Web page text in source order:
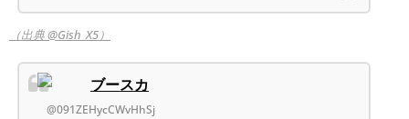
（出典 @Gish_X5）
ブースカ
@091ZEHycCWvHhSj